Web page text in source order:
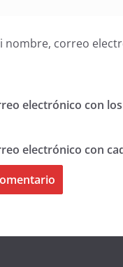
nombre, correo
electrónico con
electrónico con